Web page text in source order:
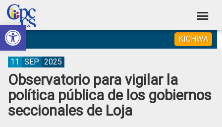
Abrir barra de herramientas
Skip
to
primary
navigation
Skip
to
main
content
Skip
to
primary
sidebar
Skip
to
footer
Consejo
de
Participación
Ciudadana
Control
Construyendo
Poder
Ciudadano
KICHWA
Observatorio para vigilar la
política pública de los gobiernos
seccionales de Loja
11 SEP 2025